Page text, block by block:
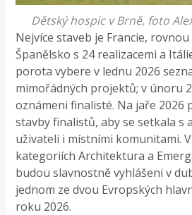
Dětský hospic v Brně, foto
Nejvíce staveb je Francie,
Španělsko s 24 realizacemi a
porota vybere v lednu 2026
mimořádných projektů; v únoru
oznámeni finalisté. Na jaře 2026
stavby finalistů, aby se setkala s
uživateli i místními komunitami.
kategoriích Architektura a
budou slavnostně vyhlášeni v
jednom ze dvou Evropských
roku 2026.